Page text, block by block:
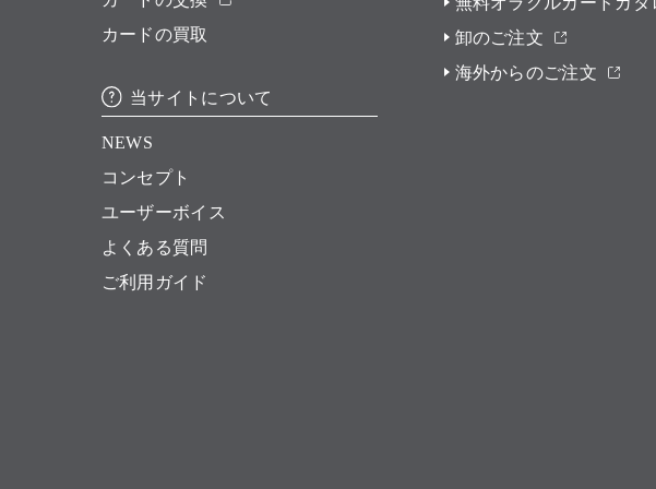
カードの買取
当サイトについて
NEWS
コンセプト
ユーザーボイス
よくある質問
ご利用ガイド
卸のご注文
海外からのご注文